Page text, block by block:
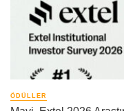
ÖDÜLLER